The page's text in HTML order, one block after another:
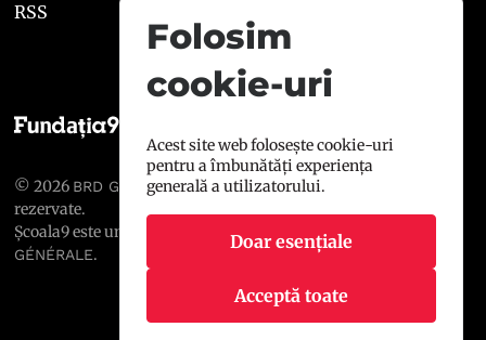
RSS
© 2026 BRD GROUPE SOCIÉTÉ GÉNÉRALE
rezervate.
Școala9 este un proiect susținut de
BRD GROUPE SOCIÉTÉ
GÉNÉRALE.
Folosim
cookie-uri
Acest site web folosește cookie-uri
pentru a îmbunătăți experiența
generală a utilizatorului.
Doar esențiale
Acceptă toate